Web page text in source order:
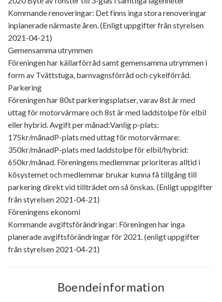
Kommande renoveringar: Det finns inga stora renoveringar
inplanerade närmaste åren. (Enligt uppgifter från styrelsen
2021-04-21)
Gemensamma utrymmen
Föreningen har källarförråd samt gemensamma utrymmen i
form av Tvättstuga, barnvagnsförråd och cykelförråd.
Parkering
Föreningen har 80st parkeringsplatser, varav 8st är med
uttag för motorvärmare och 8st är med laddstolpe för elbil
eller hybrid. Avgift per månad:Vanlig p-plats:
175kr/månadP-plats med uttag för motorvärmare:
350kr/månadP-plats med laddstolpe för elbil/hybrid:
650kr/månad. Föreningens medlemmar prioriteras alltid i
kösystemet och medlemmar brukar kunna få tillgång till
parkering direkt vid tillträdet om så önskas. (Enligt uppgifter
från styrelsen 2021-04-21)
Föreningens ekonomi
Kommande avgiftsförändringar: Föreningen har inga
planerade avgiftsförändringar för 2021. (enligt uppgifter
från styrelsen 2021-04-21)
Boendeinformation